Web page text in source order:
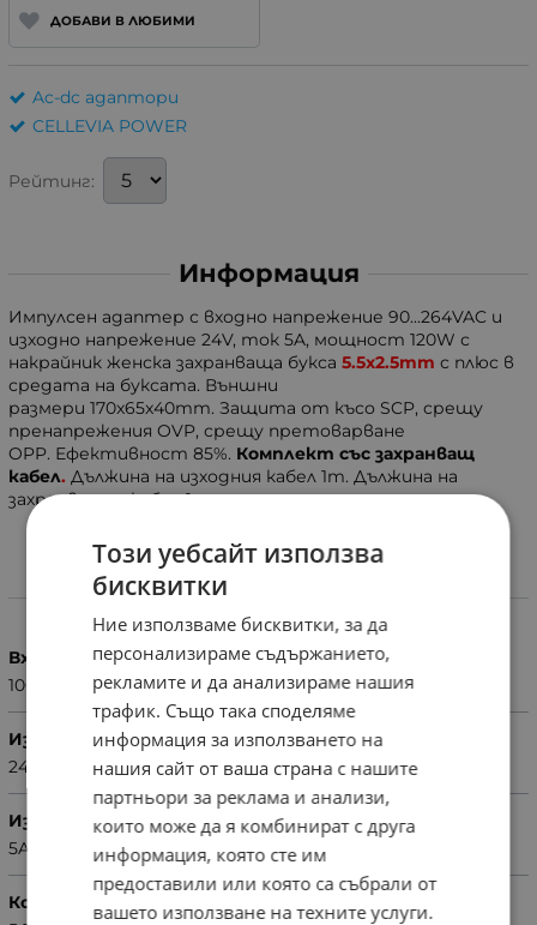
ДОБАВИ В ЛЮБИМИ
Ac-dc адаптори
CELLEVIA POWER
Рейтинг:
Информация
Импулсен адаптер с входно напрежение 90...264VAC и
изходно напрежение 24V, ток 5A, мощност 120W с
накрайник женска захранваща букса 5.5x2.5mm с плюс в
средата на буксата. Външни
размери 170x65x40mm. Защита от късо SCP, срещу
пренапрежения OVP, срещу претоварване
OPP. Ефективност 85%. Комплект със захранващ
кабел. Дължина на изходния кабел 1m. Дължина на
захранващия кабел 1m.
Характеристики
Вх. напрежение
100...240VAC
Изх. напрежение
24VDC
Изх. ток
5A
Конектор
Този уебсайт използва
бисквитки
Ние използваме бисквитки, за да
персонализираме съдържанието,
рекламите и да анализираме нашия
трафик. Също така споделяме
информация за използването на
нашия сайт от ваша страна с нашите
партньори за реклама и анализи,
които може да я комбинират с друга
информация, която сте им
предоставили или която са събрали от
вашето използване на техните услуги.